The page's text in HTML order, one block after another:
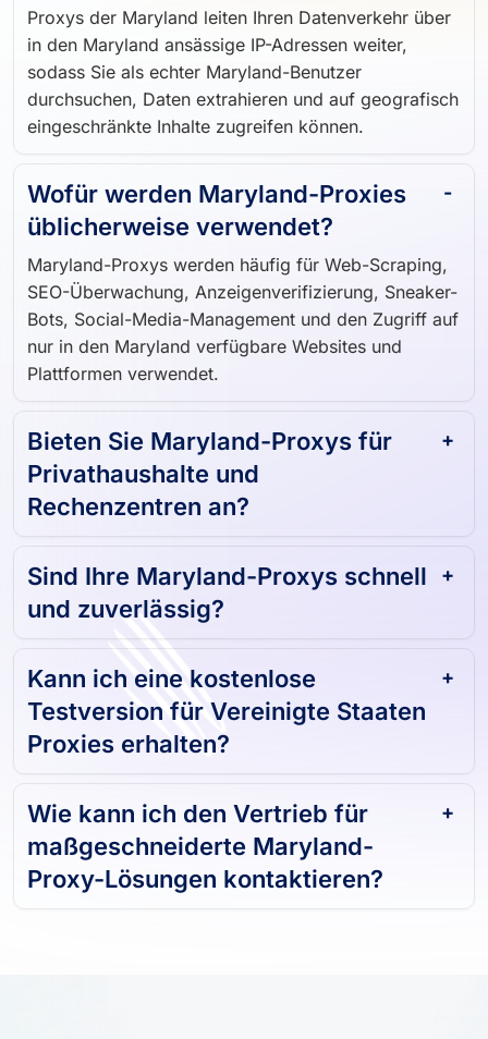
Proxys und wie funktionieren sie?
Proxys der Maryland leiten Ihren Datenverkehr über
in den Maryland ansässige IP-Adressen weiter,
sodass Sie als echter Maryland-Benutzer
durchsuchen, Daten extrahieren und auf geografisch
Wofür werden Maryland-Proxies
üblicherweise verwendet?
Maryland-Proxys werden häufig für Web-Scraping,
SEO-Überwachung, Anzeigenverifizierung, Sneaker-
Bots, Social-Media-Management und den Zugriff auf
nur in den Maryland verfügbare Websites und
Bieten Sie Maryland-Proxys für
Privathaushalte und
Sind Ihre Maryland-Proxys schnell
und zuverlässig?
Kann ich eine kostenlose
Testversion für Vereinigte Staaten
Wie kann ich den Vertrieb für
maßgeschneiderte Maryland-